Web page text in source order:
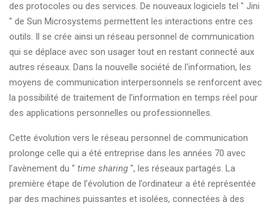
des protocoles ou des services. De nouveaux logiciels tel " Jini
" de Sun Microsystems permettent les interactions entre ces
outils. Il se crée ainsi un réseau personnel de communication
qui se déplace avec son usager tout en restant connecté aux
autres réseaux. Dans la nouvelle société de l'information, les
moyens de communication interpersonnels se renforcent avec
la possibilité de traitement de l’information en temps réel pour
des applications personnelles ou professionnelles.
Cette évolution vers le réseau personnel de communication
prolonge celle qui a été entreprise dans les années 70 avec
l’avènement du " time sharing ", les réseaux partagés. La
première étape de l’évolution de l’ordinateur a été représentée
par des machines puissantes et isolées, connectées à des